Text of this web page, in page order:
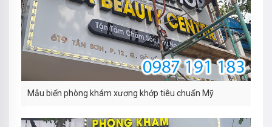
Mẫu biển phòng khám xương khớp tiêu chuẩn Mỹ